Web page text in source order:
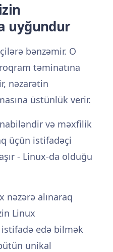
uyğundur
bənzəmir. O
təminatına
nəzarətin
üstünlük verir.
və məxfilik
üçün istifadəçi
- Linux-da olduğu
nəzərə alınaraq
Linux
edə bilmək
unikal